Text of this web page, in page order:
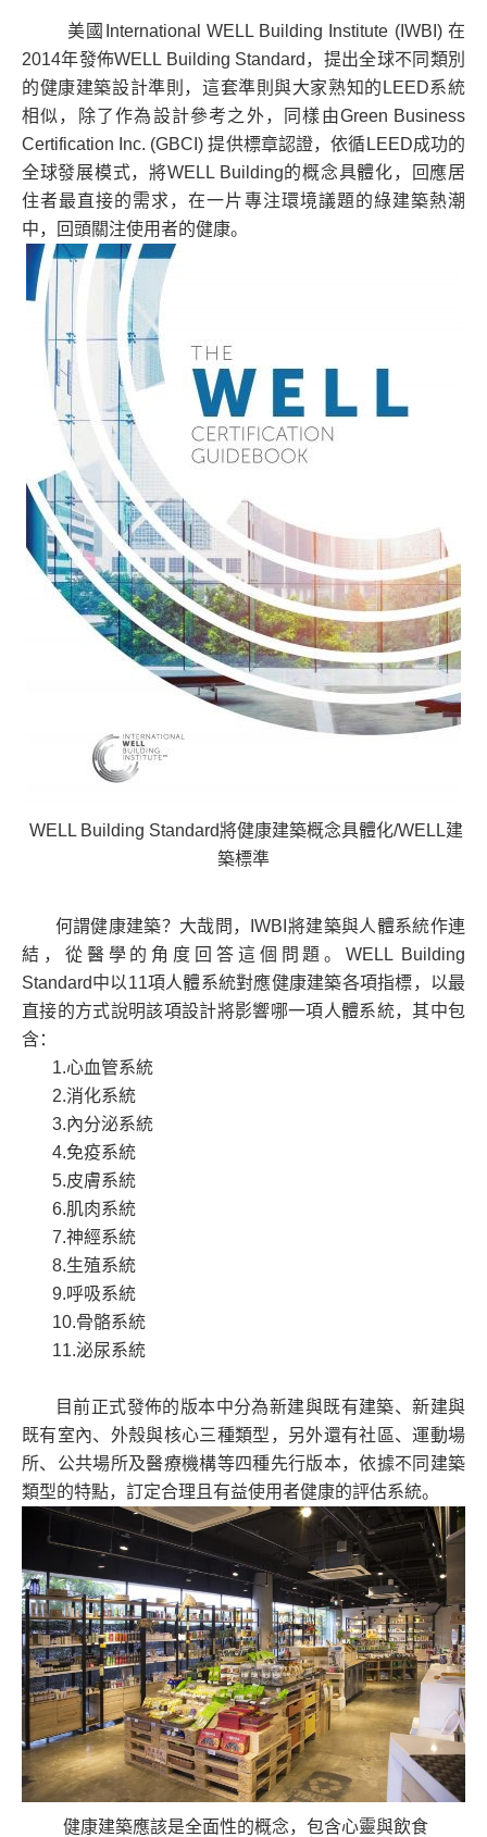
美國International WELL Building Institute (IWBI) 在
2014年發佈WELL Building Standard，提出全球不同類別
的健康建築設計準則，這套準則與大家熟知的LEED系統
相似，除了作為設計參考之外，同樣由Green Business
Certification Inc. (GBCI) 提供標章認證，依循LEED成功的
全球發展模式，將WELL Building的概念具體化，回應居
住者最直接的需求，在一片專注環境議題的綠建築熱潮
中，回頭關注使用者的健康。
WELL Building Standard將健康建築概念具體化/WELL建
築標準
何謂健康建築？大哉問，IWBI將建築與人體系統作連
結，從醫學的角度回答這個問題。WELL Building
Standard中以11項人體系統對應健康建築各項指標，以最
直接的方式說明該項設計將影響哪一項人體系統，其中包
含：
1.心血管系統
2.消化系統
3.內分泌系統
4.免疫系統
5.皮膚系統
6.肌肉系統
7.神經系統
8.生殖系統
9.呼吸系統
10.骨骼系統
11.泌尿系統
目前正式發佈的版本中分為新建與既有建築、新建與
既有室內、外殼與核心三種類型，另外還有社區、運動場
所、公共場所及醫療機構等四種先行版本，依據不同建築
類型的特點，訂定合理且有益使用者健康的評估系統。
健康建築應該是全面性的概念，包含心靈與飲食